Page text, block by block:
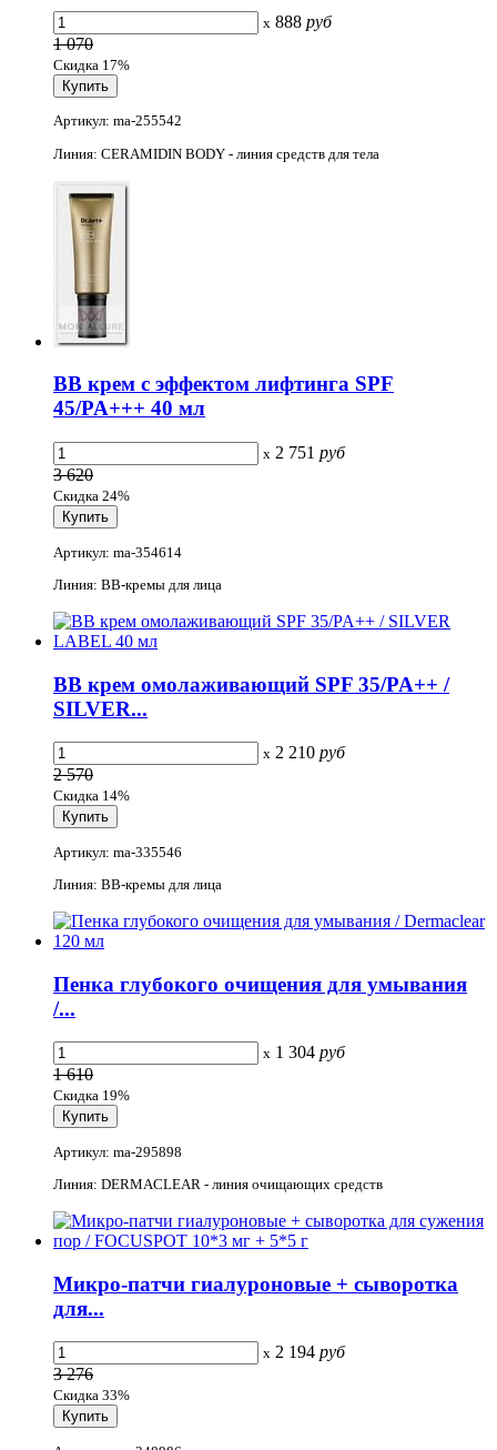
x 888 руб
1 070
Скидка 17%
Артикул: ma-255542
Линия: CERAMIDIN BODY - линия средств для тела
BB крем с эффектом лифтинга SPF
45/PA+++ 40 мл
x 2 751 руб
3 620
Скидка 24%
Артикул: ma-354614
Линия: BB-кремы для лица
BB крем омолаживающий SPF 35/PA++ /
SILVER...
x 2 210 руб
2 570
Скидка 14%
Артикул: ma-335546
Линия: BB-кремы для лица
Пенка глубокого очищения для умывания
/...
x 1 304 руб
1 610
Скидка 19%
Артикул: ma-295898
Линия: DERMACLEAR - линия очищающих средств
Микро-патчи гиалуроновые + сыворотка
для...
x 2 194 руб
3 276
Скидка 33%